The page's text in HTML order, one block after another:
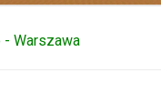
Warszawa